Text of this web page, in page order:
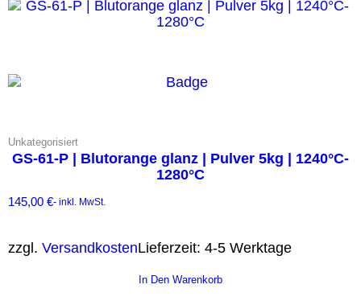
Unkategorisiert
GS-61-P | Blutorange glanz | Pulver 5kg | 1240°C-
1280°C
145,00 €- inkl. MwSt.
In Den Warenkorb
zzgl. VersandkostenLieferzeit: 4-5 Werktage